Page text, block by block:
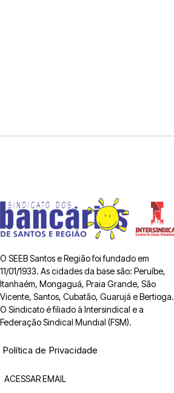
O SEEB Santos e Região foi fundado em
11/01/1933. As cidades da base são: Peruíbe,
Itanhaém, Mongaguá, Praia Grande, São
Vicente, Santos, Cubatão, Guarujá e Bertioga.
O Sindicato é filiado à Intersindical e a
Federação Sindical Mundial (FSM).
Política de Privacidade
ACESSAR EMAIL